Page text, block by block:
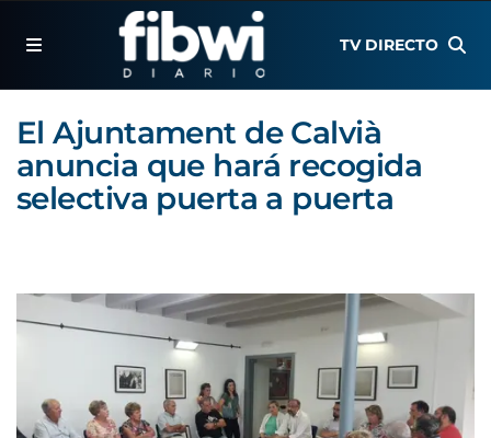
TV DIRECTO
El Ajuntament de Calvià
anuncia que hará recogida
selectiva puerta a puerta